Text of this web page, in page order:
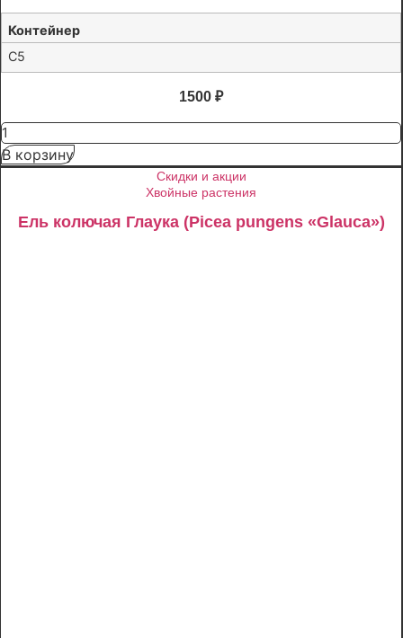
Контейнер
C5
1500 ₽
Количество
товара
Яблоня
Медуница
В корзину
Скидки и акции
Хвойные растения
Ель колючая Глаука (Picea pungens «Glauca»)